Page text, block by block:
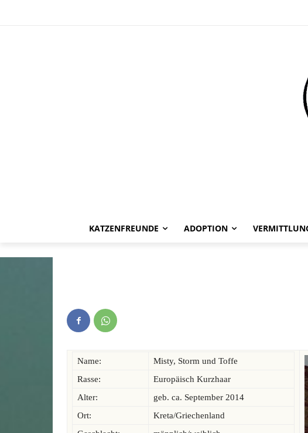
KATZENFREUNDE ADOPTION
Misty, Toffee
vermittelt-
Name:
Misty, Storm und Toffe
Rasse:
Europäisch Kurzhaar
Alter:
geb. ca. September 2014
Ort:
Kreta/Griechenland